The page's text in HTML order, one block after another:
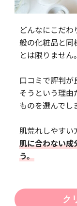
どんなにこだ
般の化粧品と同
とは限りません。
口コミで評判
そうという理由
ものを選んでし
肌荒れしやす
肌に合わない成
う。
ク